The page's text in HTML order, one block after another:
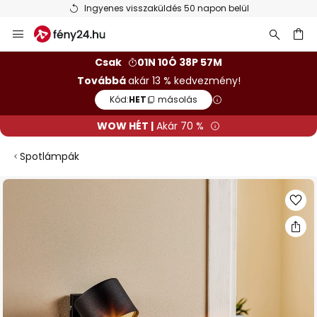
Ingyenes visszaküldés 50 napon belül
Ugrás
a
Csak
01N 10Ó 38P 56M
Továbbáakár 13 % kedvezmény!
Kód:HET másolás
WOW HÉT | Akár 70 %
Spotlámpák
Ugrás